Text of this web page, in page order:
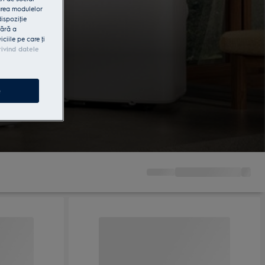
un aer
birou.
modulelor
a
pe care ţi
datele